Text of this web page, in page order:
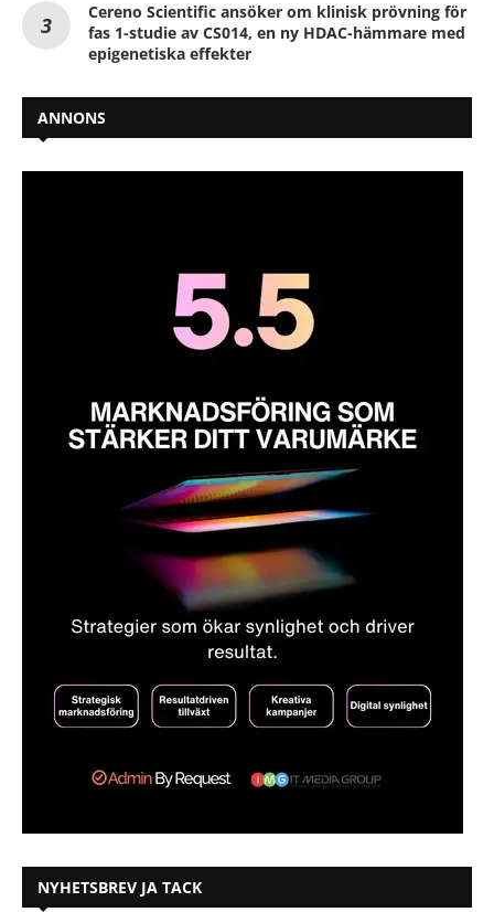
Cereno Scientific ansöker om klinisk prövning för
fas 1-studie av CS014, en ny HDAC-hämmare med
epigenetiska effekter
ANNONS
NYHETSBREV JA TACK